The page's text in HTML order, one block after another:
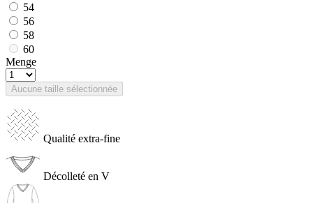
54
56
58
60
Menge
Aucune taille sélectionnée
Qualité extra-fine
Décolleté en V